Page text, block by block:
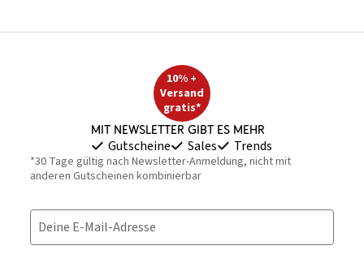
10% +
Versand
gratis*
Mit Newsletter gibt es mehr
Gutscheine Sales Trends
*30 Tage gültig nach Newsletter-Anmeldung, nicht mit
anderen Gutscheinen kombinierbar
Deine E-Mail-Adresse